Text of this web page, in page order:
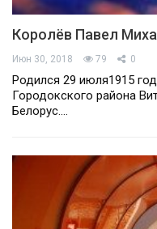
Королёв Павел
Июн 30, 2018 79 0
Родился 29 июля1915
Городокского района
Белорус.…